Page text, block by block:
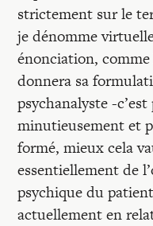
strictement sur le
je dénomme
énonciation,
donnera sa
psychanalyste -
minutieusement et
formé, mieux cela
essentiellement de
psychique du
actuellement en